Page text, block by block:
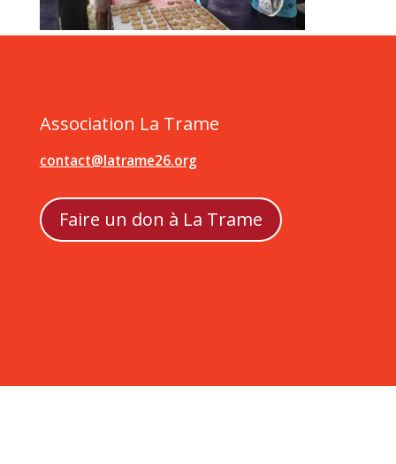
Association La Trame
contact@latrame26.org
Faire un don à La Trame